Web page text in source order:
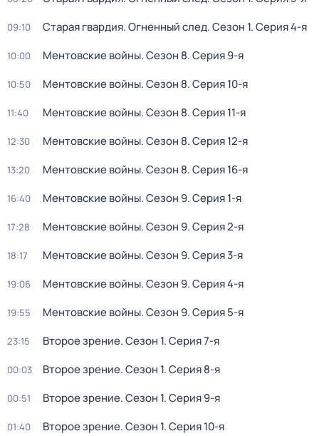
09:10 Старая гвардия. Огненный след. Сезон 1. Серия 4-я
10:00 Ментовские войны. Сезон 8. Серия 9-я
10:50 Ментовские войны. Сезон 8. Серия 10-я
11:40 Ментовские войны. Сезон 8. Серия 11-я
12:30 Ментовские войны. Сезон 8. Серия 12-я
13:20 Ментовские войны. Сезон 8. Серия 16-я
16:40 Ментовские войны. Сезон 9. Серия 1-я
17:28 Ментовские войны. Сезон 9. Серия 2-я
18:17 Ментовские войны. Сезон 9. Серия 3-я
19:06 Ментовские войны. Сезон 9. Серия 4-я
19:55 Ментовские войны. Сезон 9. Серия 5-я
23:15 Второе зрение. Сезон 1. Серия 7-я
00:03 Второе зрение. Сезон 1. Серия 8-я
00:51 Второе зрение. Сезон 1. Серия 9-я
01:40 Второе зрение. Сезон 1. Серия 10-я